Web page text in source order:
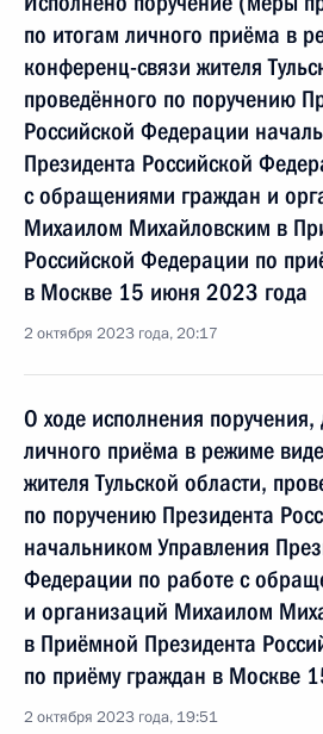
по итогам личного приёма в
конференц-связи жителя
проведённого по поручению
Российской Федерации
Президента Российской
с обращениями граждан и
Михаилом Михайловским в
Российской Федерации по
в Москве 15 июня 2023 года
2 октября 2023 года, 20:17
О ходе исполнения
личного приёма в режиме
жителя Тульской области,
по поручению Президента
начальником Управления
Федерации по работе с
и организаций Михаилом
в Приёмной Президента
по приёму граждан в Москве
2 октября 2023 года, 19:51